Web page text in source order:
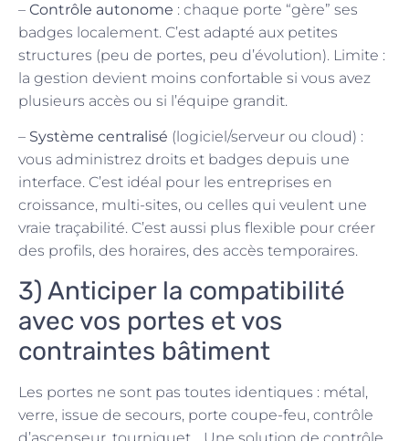
– Contrôle autonome : chaque porte “gère” ses
badges localement. C’est adapté aux petites
structures (peu de portes, peu d’évolution). Limite :
la gestion devient moins confortable si vous avez
plusieurs accès ou si l’équipe grandit.
– Système centralisé (logiciel/serveur ou cloud) :
vous administrez droits et badges depuis une
interface. C’est idéal pour les entreprises en
croissance, multi-sites, ou celles qui veulent une
vraie traçabilité. C’est aussi plus flexible pour créer
des profils, des horaires, des accès temporaires.
3) Anticiper la compatibilité
avec vos portes et vos
contraintes bâtiment
Les portes ne sont pas toutes identiques : métal,
verre, issue de secours, porte coupe-feu, contrôle